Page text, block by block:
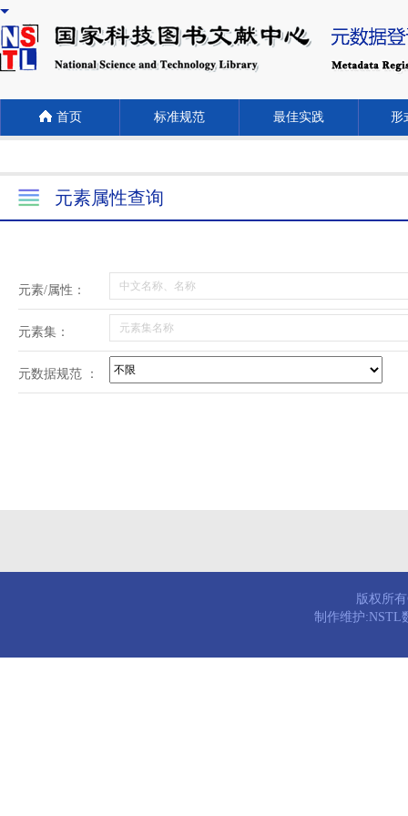
首页 标准规范 最佳实践 形
元素属性查询
元素/属性：
元素集：
元数据规范 ：
版权所
制作维护:NSTL